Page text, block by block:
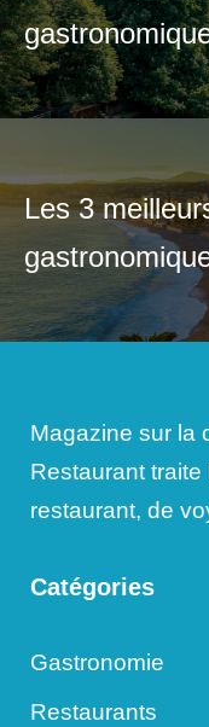
Les 3
Magazine sur la
Restaurant
restaurant, de
Catégories
Gastronomie
Restaurants